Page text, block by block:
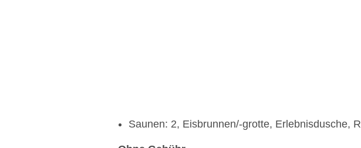
Saunen: 2, Eisbrunnen/-grotte, Erlebnisdusche,